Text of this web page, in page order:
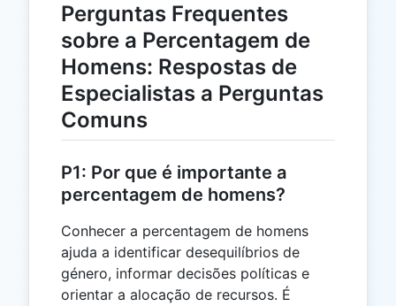
Perguntas Frequentes
sobre a Percentagem de
Homens: Respostas de
Especialistas a Perguntas
Comuns
P1: Por que é importante a
percentagem de homens?
Conhecer a percentagem de homens
ajuda a identificar desequilíbrios de
género, informar decisões políticas e
orientar a alocação de recursos. É